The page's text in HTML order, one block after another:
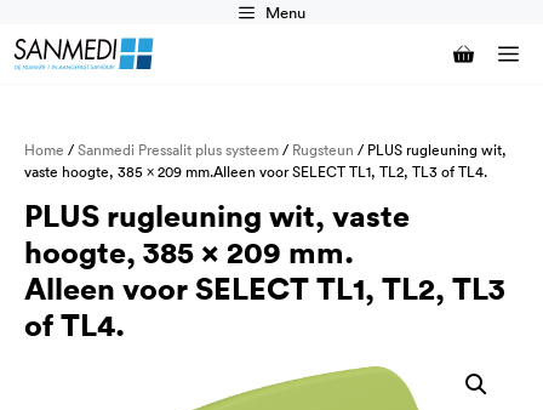
naar
de
Menu
Home /Sanmedi Pressalit plus systeem/ Rugsteun / PLUS rugleuning wit,
vaste hoogte, 385 x 209 mm.Alleen voor SELECT TL1, TL2, TL3 of TL4.
PLUS rugleuning wit, vaste
hoogte, 385 x 209 mm.
Alleen voor SELECT TL1, TL2, TL3
of TL4.